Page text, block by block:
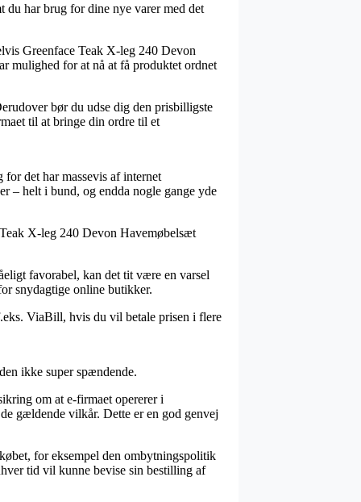
har brug for dine nye varer med det
Greenface Teak X-leg 240 Devon
mulighed for at nå at få produktet ordnet
bør du udse dig den prisbilligste
til at bringe din ordre til et
det har massevis af internet
– helt i bund, og endda nogle gange yde
X-leg 240 Devon Havemøbelsæt
favorabel, kan det tit være en varsel
snydagtige online butikker.
ViaBill, hvis du vil betale prisen i flere
ikke super spændende.
om at e-firmaet opererer i
gældende vilkår. Dette er en god genvej
for eksempel den ombytningspolitik
tid vil kunne bevise sin bestilling af